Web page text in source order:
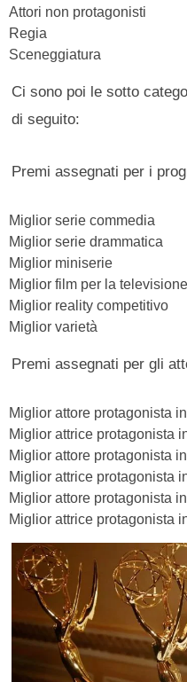
Attori non protagonisti
Regia
Sceneggiatura
Ci sono poi le sotto
di seguito:
Premi assegnati per i
Miglior serie commedia
Miglior serie drammatica
Miglior miniserie
Miglior film per la televisione
Miglior reality competitivo
Miglior varietà
Premi assegnati per gli
Miglior attore protagonista
Miglior attrice protagonista
Miglior attore protagonista
Miglior attrice protagonista
Miglior attore protagonista
Miglior attrice protagonista